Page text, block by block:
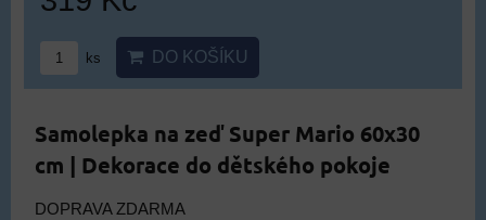
ks DO KOŠÍKU
Samolepka na zeď Super Mario 60x30
cm | Dekorace do dětského pokoje
DOPRAVA ZDARMA